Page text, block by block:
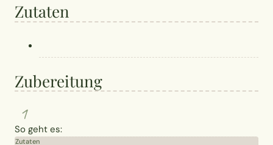
Zutaten
Zubereitung
1
So geht es:
Zutaten